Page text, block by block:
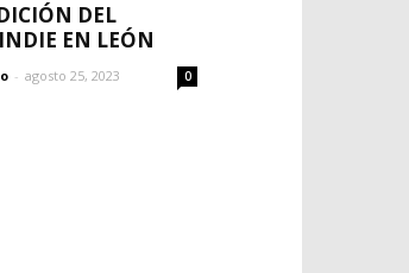
DEL
EN LEÓN
- agosto 25, 2023 0